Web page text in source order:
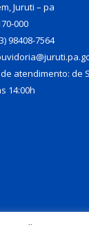
Juruti – pa
000
98408-7564
atendimento: de
14:00h